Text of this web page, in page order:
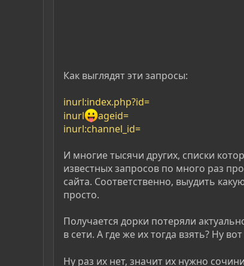
Как выглядят эти запросы:
inurl:index.php?id=
inurl
ageid=
inurl:channel_id=
И многие тысячи других, списки
известных запросов по много раз
сайта. Соответственно, выудить
просто.
Получается дорки потеряли
в сети. А где же их тогда взять? Ну
Ну раз их нет, значит их нужно